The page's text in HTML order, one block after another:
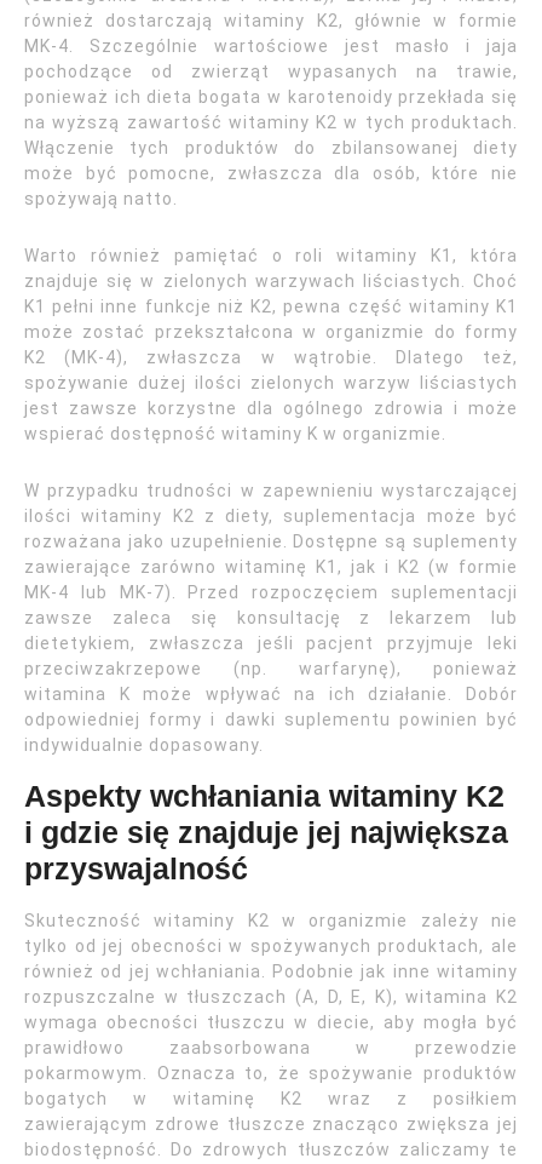
również dostarczają witaminy K2, głównie w formie
MK-4. Szczególnie wartościowe jest masło i jaja
pochodzące od zwierząt wypasanych na trawie,
ponieważ ich dieta bogata w karotenoidy przekłada się
na wyższą zawartość witaminy K2 w tych produktach.
Włączenie tych produktów do zbilansowanej diety
może być pomocne, zwłaszcza dla osób, które nie
spożywają natto.
Warto również pamiętać o roli witaminy K1, która
znajduje się w zielonych warzywach liściastych. Choć
K1 pełni inne funkcje niż K2, pewna część witaminy K1
może zostać przekształcona w organizmie do formy
K2 (MK-4), zwłaszcza w wątrobie. Dlatego też,
spożywanie dużej ilości zielonych warzyw liściastych
jest zawsze korzystne dla ogólnego zdrowia i może
wspierać dostępność witaminy K w organizmie.
W przypadku trudności w zapewnieniu wystarczającej
ilości witaminy K2 z diety, suplementacja może być
rozważana jako uzupełnienie. Dostępne są suplementy
zawierające zarówno witaminę K1, jak i K2 (w formie
MK-4 lub MK-7). Przed rozpoczęciem suplementacji
zawsze zaleca się konsultację z lekarzem lub
dietetykiem, zwłaszcza jeśli pacjent przyjmuje leki
przeciwzakrzepowe (np. warfarynę), ponieważ
witamina K może wpływać na ich działanie. Dobór
odpowiedniej formy i dawki suplementu powinien być
indywidualnie dopasowany.
Aspekty wchłaniania witaminy K2
i gdzie się znajduje jej największa
przyswajalność
Skuteczność witaminy K2 w organizmie zależy nie
tylko od jej obecności w spożywanych produktach, ale
również od jej wchłaniania. Podobnie jak inne witaminy
rozpuszczalne w tłuszczach (A, D, E, K), witamina K2
wymaga obecności tłuszczu w diecie, aby mogła być
prawidłowo zaabsorbowana w przewodzie
pokarmowym. Oznacza to, że spożywanie produktów
bogatych w witaminę K2 wraz z posiłkiem
zawierającym zdrowe tłuszcze znacząco zwiększa jej
biodostępność. Do zdrowych tłuszczów zaliczamy te